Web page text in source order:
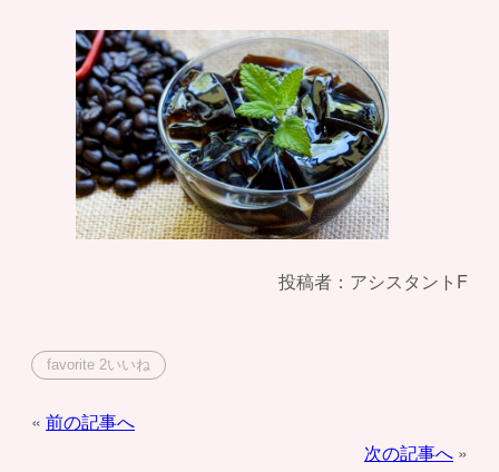
投稿者：アシスタントF
favorite 2いいね
投前の記事へ
次の記事へ